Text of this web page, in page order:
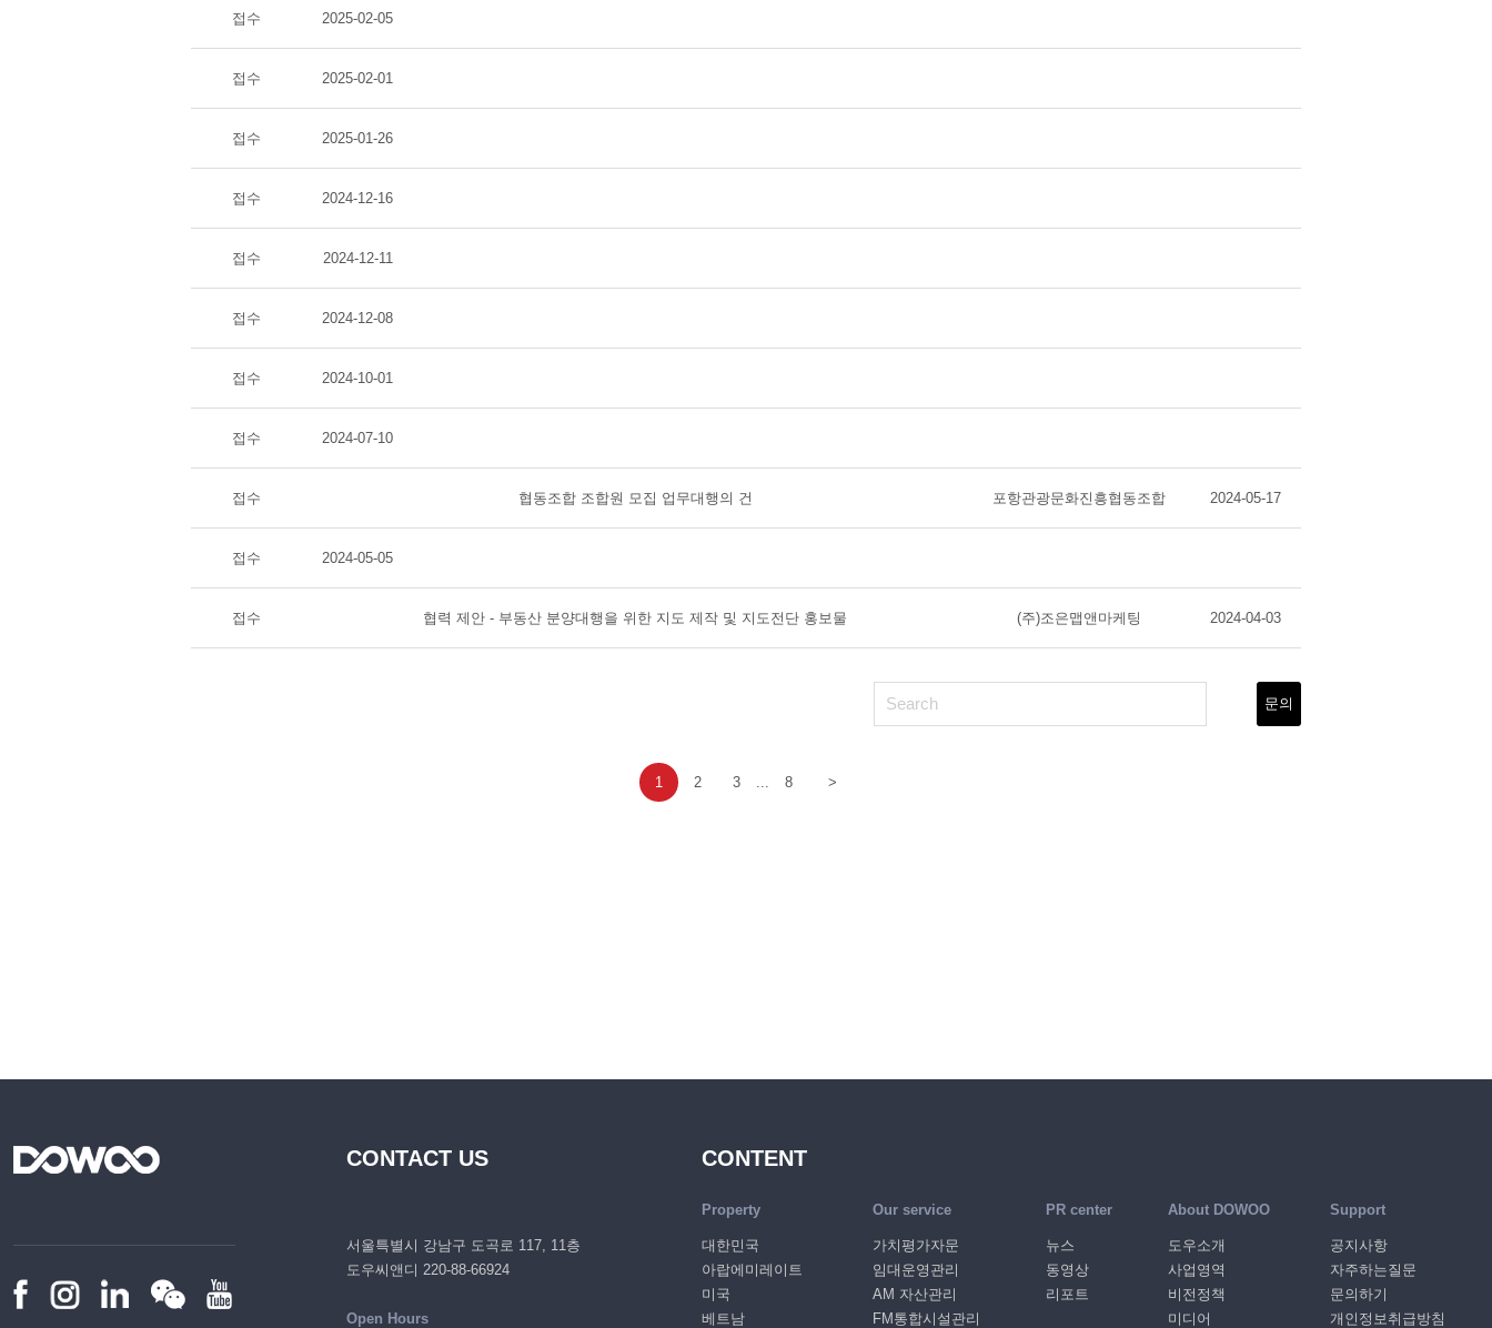
접수 2025-02-05
접수 2025-02-01
접수 2025-01-26
접수 2024-12-16
접수 2024-12-11
접수 2024-12-08
접수 2024-10-01
접수 2024-07-10
접수 협동조합 조합원 모집 업무대행의 건 포항관광문화진흥협동조합 2024-05-17
접수 2024-05-05
접수 협력 제안 - 부동산 분양대행을 위한 지도 제작 및 지도전단 홍보물 (주)조은맵앤마케팅 2024-04-03
문의
1 2 3 ... 8 >
CONTACT US
서울특별시 강남구 도곡로 117, 11층
도우씨앤디 220-88-66924
Open Hours
CONTENT
Property
대한민국
아랍에미레이트
미국
베트남
Our service
가치평가자문
임대운영관리
AM 자산관리
FM통합시설관리
PR center
뉴스
동영상
리포트
About DOWOO
도우소개
사업영역
비전정책
미디어
Support
공지사항
자주하는질문
문의하기
개인정보취급방침